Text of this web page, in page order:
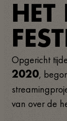
HET
Opgericht
2020,
van over de